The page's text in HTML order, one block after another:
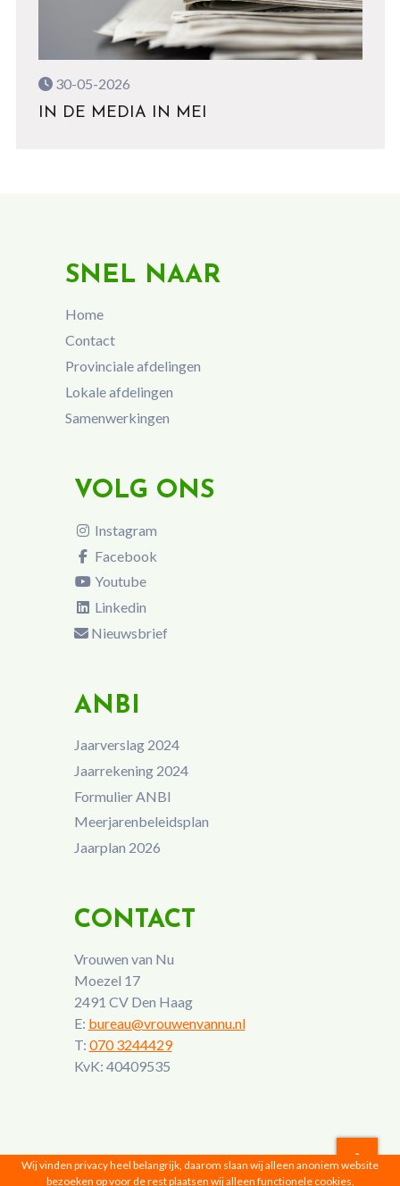
30-05-2026
IN DE MEDIA IN MEI
SNEL NAAR
Home
Contact
Provinciale afdelingen
Lokale afdelingen
Samenwerkingen
VOLG ONS
Instagram
Facebook
Youtube
Linkedin
Nieuwsbrief
ANBI
Jaarverslag 2024
Jaarrekening 2024
Formulier ANBI
Meerjarenbeleidsplan
Jaarplan 2026
CONTACT
Vrouwen van Nu
Moezel 17
2491 CV Den Haag
E: bureau@vrouwenvannu.nl
T: 070 3244429
KvK: 40409535
Wij vinden privacy heel belangrijk, daarom slaan wij alleen anoniem website
bezoeken op voor de rest plaatsen wij alleen functionele cookies,